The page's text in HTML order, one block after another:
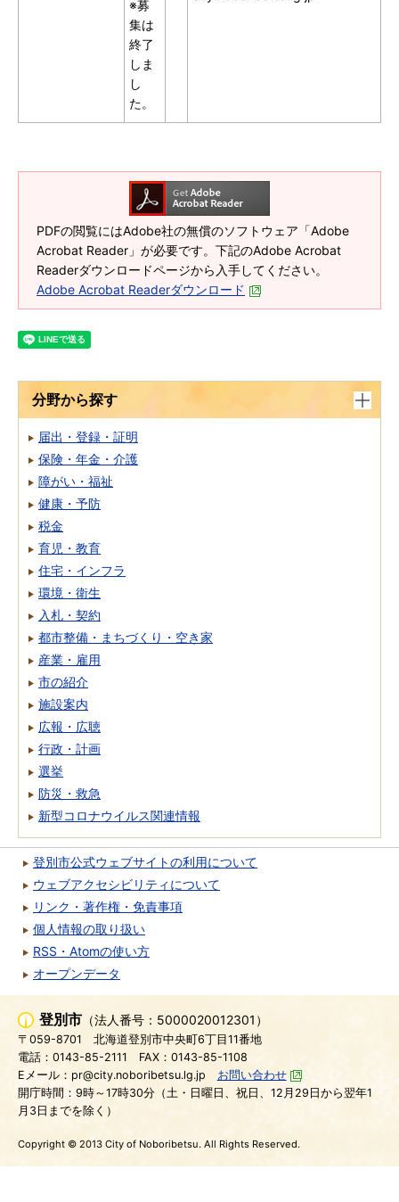
※募
集は
終了
しま
し
た。
PDFの閲覧にはAdobe社の無償のソフトウェア「Adobe
Acrobat Reader」が必要です。下記のAdobe Acrobat
Readerダウンロードページから入手してください。
Adobe Acrobat Readerダウンロード
分野から探す
届出・登録・証明
保険・年金・介護
障がい・福祉
健康・予防
税金
育児・教育
住宅・インフラ
環境・衛生
入札・契約
都市整備・まちづくり・空き家
産業・雇用
市の紹介
施設案内
広報・広聴
行政・計画
選挙
防災・救急
新型コロナウイルス関連情報
登別市公式ウェブサイトの利用について
ウェブアクセシビリティについて
リンク・著作権・免責事項
個人情報の取り扱い
RSS・Atomの使い方
オープンデータ
登別市 （法人番号：5000020012301）
〒059-8701
北海道登別市中央町6丁目11番地
電話：0143-85-2111
FAX：0143-85-1108
Eメール：pr@city.noboribetsu.lg.jp
お問い合わせ
開庁時間：9時～17時30分（土・日曜日、祝日、12月29日から翌年1
月3日までを除く）
Copyright © 2013 City of Noboribetsu. All Rights Reserved.